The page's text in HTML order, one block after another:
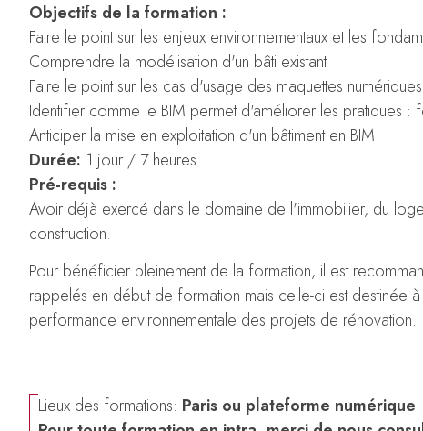
Objectifs de la formation :
Faire le point sur les enjeux environnementaux et les
Comprendre la modélisation d'un bâti existant
Faire le point sur les cas d'usage des maquettes
Identifier comme le BIM permet d'améliorer les pratiques
Anticiper la mise en exploitation d'un bâtiment en BIM
Durée: 1 jour / 7 heures
Pré-requis :
Avoir déjà exercé dans le domaine de l'immobilier, du
construction.
Pour bénéficier pleinement de la formation, il est
rappelés en début de formation mais celle-ci est destinée
performance environnementale des projets de rénovation.
Lieux des formations: Paris ou plateforme numérique